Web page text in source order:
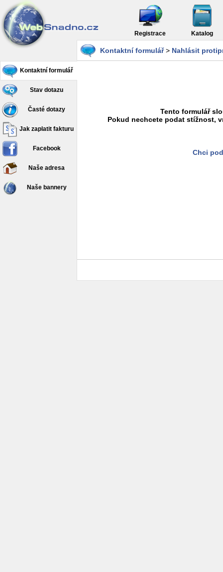
Registrace Katalog
Kontaktní formulář
Stav dotazu
Časté dotazy
Jak zaplatit fakturu
Facebook
Naše adresa
Naše bannery
Kontaktní formulář> Nahlásit
Tento formulář
Pokud nechcete podat stížnost,
Chci